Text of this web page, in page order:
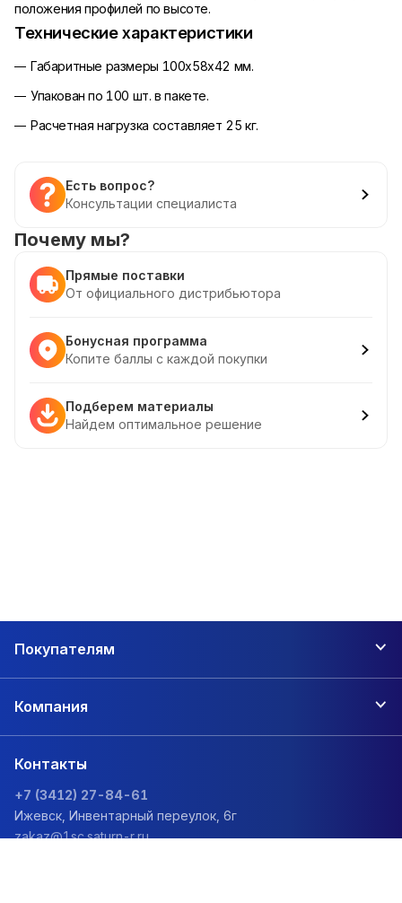
положения профилей по высоте.
Технические характеристики
Габаритные размеры 100х58х42 мм.
Упакован по 100 шт. в пакете.
Расчетная нагрузка составляет 25 кг.
Есть вопрос?
Консультации специалиста
Почему мы?
Прямые поставки
От официального дистрибьютора
Бонусная программа
Копите баллы с каждой покупки
Подберем материалы
Найдем оптимальное решение
Покупателям
Компания
Контакты
+7 (3412) 27-84-61
Ижевск, Инвентарный переулок, 6г
zakaz@1sc.saturn-r.ru